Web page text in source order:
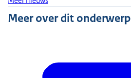
Meer over dit onderwerp